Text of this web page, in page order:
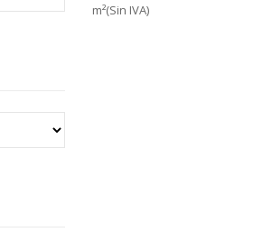
m²(Sin IVA)